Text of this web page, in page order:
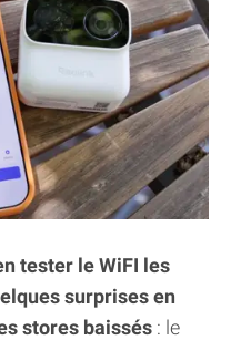
tester le WiFI les
surprises en
stores baissés : le